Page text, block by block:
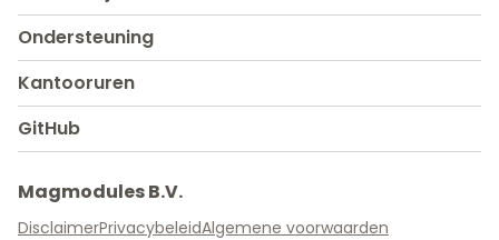
Ondersteuning
Kantooruren
GitHub
Magmodules B.V.
DisclaimerPrivacybeleidAlgemene voorwaarden